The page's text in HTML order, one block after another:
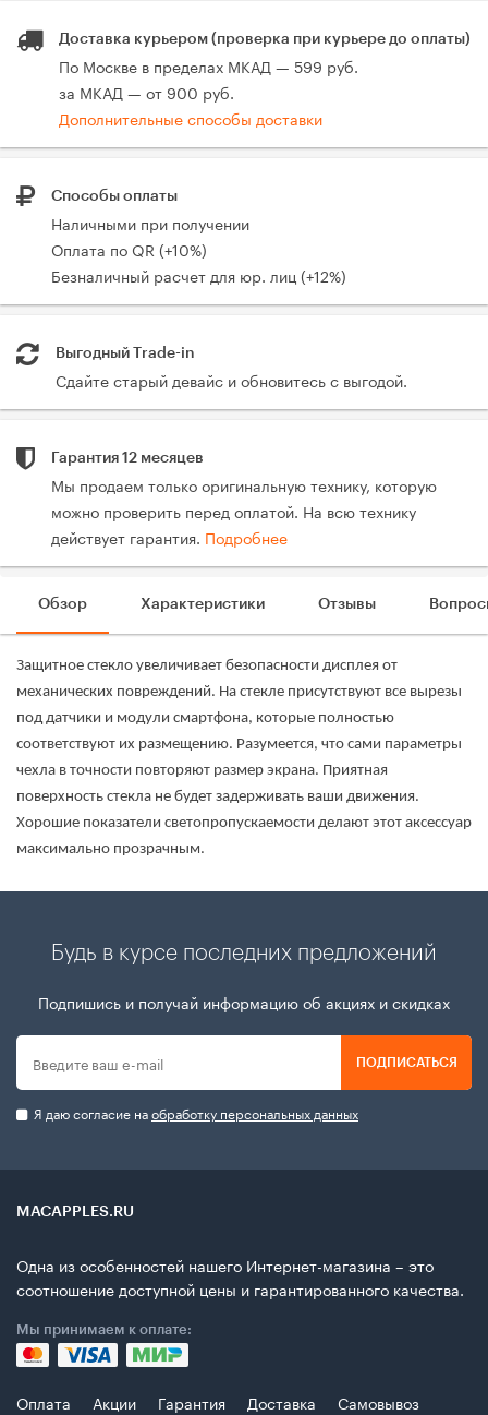
Доставка курьером (проверка при курьере до оплаты)
По Москве в пределах МКАД — 599 руб.
за МКАД — от 900 руб.
Дополнительные способы доставки
Способы оплаты
Наличными при получении
Оплата по QR (+10%)
Безналичный расчет для юр. лиц (+12%)
Выгодный Trade-in
Сдайте старый девайс и обновитесь с выгодой.
Гарантия 12 месяцев
Мы продаем только оригинальную технику, которую
можно проверить перед оплатой. На всю технику
действует гарантия. Подробнее
Обзор Характеристики Отзывы
Защитное стекло увеличивает безопасности дисплея от
механических повреждений. На стекле присутствуют все вырезы
под датчики и модули смартфона, которые полностью
соответствуют их размещению. Разумеется, что сами параметры
чехла в точности повторяют размер экрана. Приятная
поверхность стекла не будет задерживать ваши движения.
Хорошие показатели светопропускаемости делают этот аксессуар
максимально прозрачным.
Будь в курсе последних предложений
Подпишись и получай информацию об акциях и скидках
ПОДПИСАТЬСЯ
Я даю согласие наобработку персональных данных
MACAPPLES.RU
Одна из особенностей нашего Интернет-магазина – это
соотношение доступной цены и гарантированного качества.
Мы принимаем к оплате:
Оплата Акции Гарантия Доставка
Самовывоз